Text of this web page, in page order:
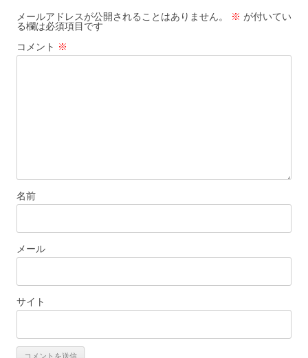
ゲ
ー
シ
メールアドレスが公開されることはありません。 ※ が付いてい
る欄は必須項目です
コメント ※
名前
メール
サイト